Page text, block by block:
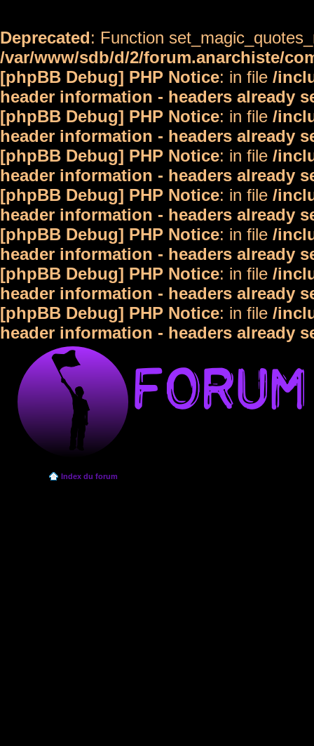
Deprecated: Function
/var/www/sdb/d/2/forum.anarchiste/
[phpBB Debug] PHP Notice: in file /
header information - headers already
[phpBB Debug] PHP Notice: in file /
header information - headers already
[phpBB Debug] PHP Notice: in file /
header information - headers already
[phpBB Debug] PHP Notice: in file /
header information - headers already
[phpBB Debug] PHP Notice: in file /
header information - headers already
[phpBB Debug] PHP Notice: in file /
header information - headers already
[phpBB Debug] PHP Notice: in file /
header information - headers already
Index du forum